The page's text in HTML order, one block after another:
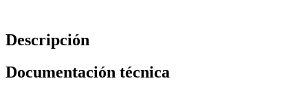
Descripción
Documentación técnica